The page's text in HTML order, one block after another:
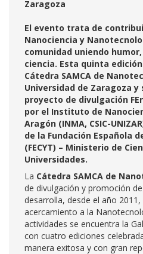
Zaragoza
El evento trata de
Nanociencia y
comunidad uniendo
ciencia. Esta quinta
Cátedra SAMCA de
Universidad de Zaragoza
proyecto de divulgación
por el Instituto de
Aragón (INMA, CSIC-
de la Fundación Española
(FECYT) – Ministerio de
Universidades.
La Cátedra SAMCA de
de divulgación y promoción
desarrolla, desde el año
acercamiento a la
actividades se encuentra la
con cuatro ediciones
manera exitosa y con gran